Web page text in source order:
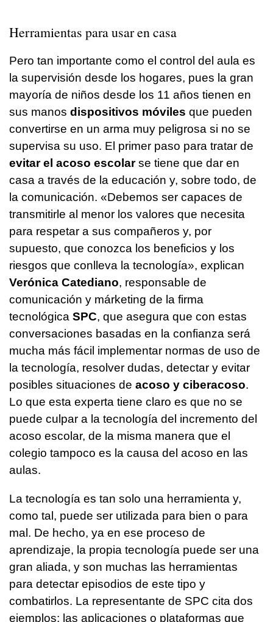
Herramientas para usar en casa
Pero tan importante como el control del aula es
la supervisión desde los hogares, pues la gran
mayoría de niños desde los 11 años tienen en
sus manos dispositivos móviles que pueden
convertirse en un arma muy peligrosa si no se
supervisa su uso. El primer paso para tratar de
evitar el acoso escolarse tiene que dar en
casa a través de la educación y, sobre todo, de
la comunicación. «Debemos ser capaces de
transmitirle al menor los valores que necesita
para respetar a sus compañeros y, por
supuesto, que conozca los beneficios y los
riesgos que conlleva la tecnología», explican
Verónica Catediano, responsable de
comunicación y márketing de la firma
tecnológica SPC, que asegura que con estas
conversaciones basadas en la confianza será
mucha más fácil implementar normas de uso de
la tecnología, resolver dudas, detectar y evitar
posibles situaciones de acoso y ciberacoso.
Lo que esta experta tiene claro es que no se
puede culpar a la tecnología del incremento del
acoso escolar, de la misma manera que el
colegio tampoco es la causa del acoso en las
aulas.
La tecnología es tan solo una herramienta y,
como tal, puede ser utilizada para bien o para
mal. De hecho, ya en ese proceso de
aprendizaje, la propia tecnología puede ser una
gran aliada, y son muchas las herramientas
para detectar episodios de este tipo y
combatirlos. La representante de SPC cita dos
ejemplos: las aplicaciones o plataformas que